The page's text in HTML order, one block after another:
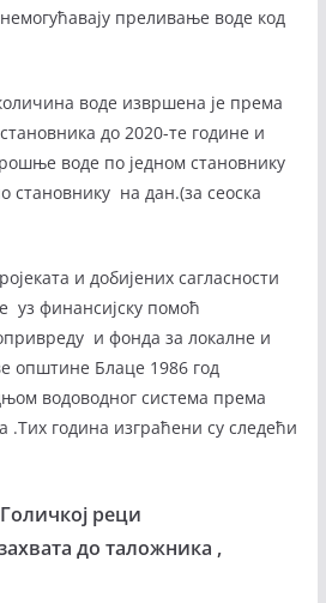
преливање воде код
воде извршена је према
до 2020-те године и
воде по једном становнику
становнику на дан.(за сеоска
и добијених сагласности
уз финансијску помоћ
и фонда за локалне и
општине Блаце 1986 год
водоводног система према
.Тих година изграћени су следећи
реци
до таложника ,